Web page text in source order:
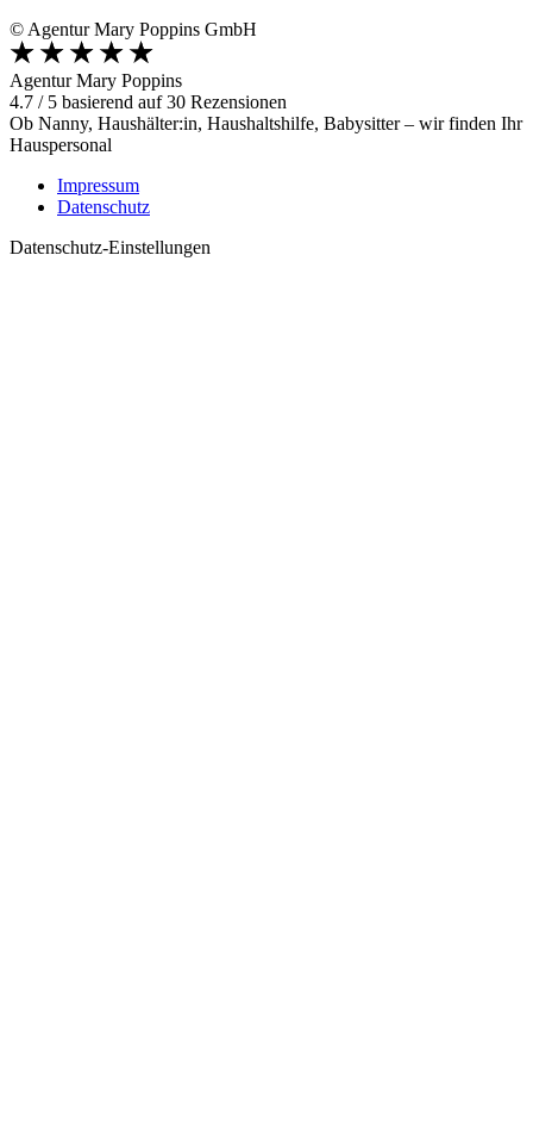
© Agentur Mary Poppins GmbH
Agentur Mary Poppins
4.7 / 5 basierend auf30 Rezensionen
Ob Nanny, Haushälter:in, Haushaltshilfe, Babysitter – wir finden Ihr
Hauspersonal
Impressum
Datenschutz
Datenschutz-Einstellungen